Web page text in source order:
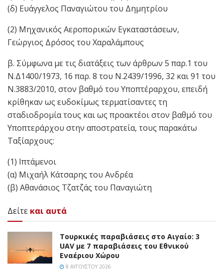
(δ) Ευάγγελος Παναγιώτου του Δημητρίου
(2) Μηχανικός Αεροπορικών Εγκαταστάσεων,
Γεώργιος Δρόσος του Χαραλάμπους
β. Σύμφωνα με τις διατάξεις των άρθρων 5 παρ.1 του
Ν.Δ1400/1973, 16 παρ. 8 του Ν.2439/1996, 32 και 91 του
Ν.3883/2010, στον βαθμό του Υποπτέραρχου, επειδή
κρίθηκαν ως ευδοκίμως τερματίσαντες τη
σταδιοδρομία τους και ως προακτέοι στον βαθμό του
Υποπτεράρχου στην αποστρατεία, τους παρακάτω
Ταξίαρχους:
(1) Ιπτάμενοι
(α) Μιχαήλ Κάτσαρης του Ανδρέα
(β) Αθανάσιος Τζατζάς του Παναγιώτη
Δείτε και αυτά
Τουρκικές παραβιάσεις στο Αιγαίο: 3
UAV με 7 παραβιάσεις του Εθνικού
Εναέριου Χώρου
8 ΑΥΓΟΎΣΤΟΥ 2026